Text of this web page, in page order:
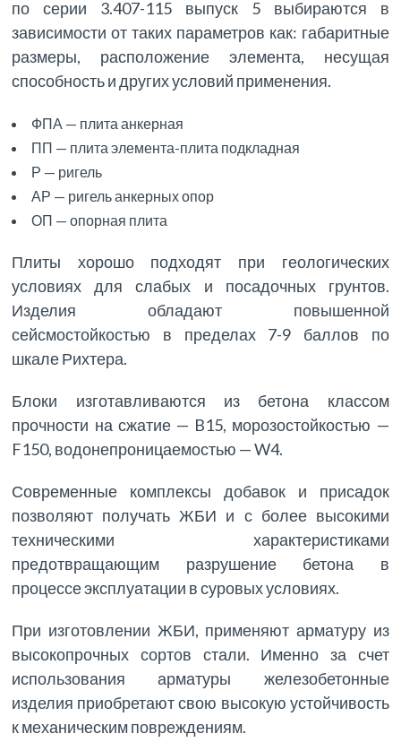
по серии 3.407-115 выпуск 5 выбираются в
зависимости от таких параметров как: габаритные
размеры, расположение элемента, несущая
способность и других условий применения.
ФПА — плита анкерная
ПП — плита элемента-плита подкладная
Р — ригель
АР — ригель анкерных опор
ОП — опорная плита
Плиты хорошо подходят при геологических
условиях для слабых и посадочных грунтов.
Изделия обладают повышенной
сейсмостойкостью в пределах 7-9 баллов по
шкале Рихтера.
Блоки изготавливаются из бетона классом
прочности на сжатие — B15, морозостойкостью —
F150, водонепроницаемостью — W4.
Современные комплексы добавок и присадок
позволяют получать ЖБИ и с более высокими
техническими характеристиками
предотвращающим разрушение бетона в
процессе эксплуатации в суровых условиях.
При изготовлении ЖБИ, применяют арматуру из
высокопрочных сортов стали. Именно за счет
использования арматуры железобетонные
изделия приобретают свою высокую устойчивость
к механическим повреждениям.